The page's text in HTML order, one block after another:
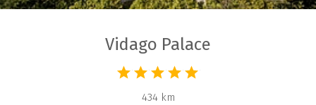
Vidago Palace
434 km